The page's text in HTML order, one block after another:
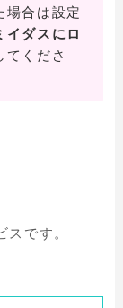
場合は設定
イダスにロ
てくださ
です。